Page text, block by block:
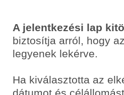
A jelentkezési lap
biztosítja arról, hogy
legyenek lekérve.
Ha kiválasztotta az